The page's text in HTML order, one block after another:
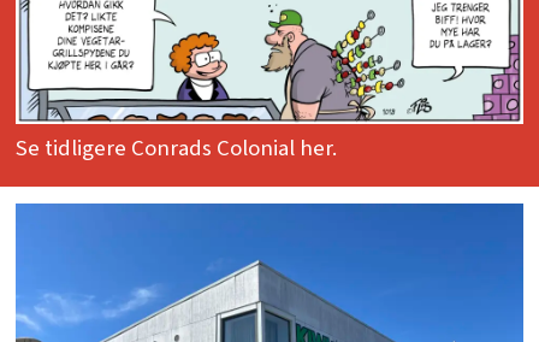
Se tidligere Conrads Colonial her.